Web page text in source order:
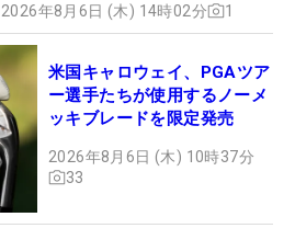
2026年8月6日 (木) 14時02分 1
米国キャロウェイ、PGAツア
ー選手たちが使用するノーメ
ッキブレードを限定発売
2026年8月6日 (木) 10時37分
33